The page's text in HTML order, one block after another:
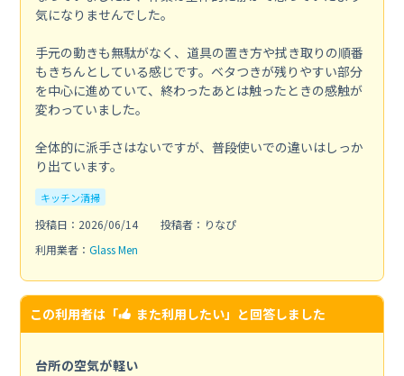
気になりませんでした。
手元の動きも無駄がなく、道具の置き方や拭き取りの順番
もきちんとしている感じです。ベタつきが残りやすい部分
を中心に進めていて、終わったあとは触ったときの感触が
変わっていました。
全体的に派手さはないですが、普段使いでの違いはしっか
り出ています。
キッチン清掃
投稿日：2026/06/14
投稿者：りなぴ
利用業者： Glass Men
この利用者は「 また利用したい」と回答しました
台所の空気が軽い